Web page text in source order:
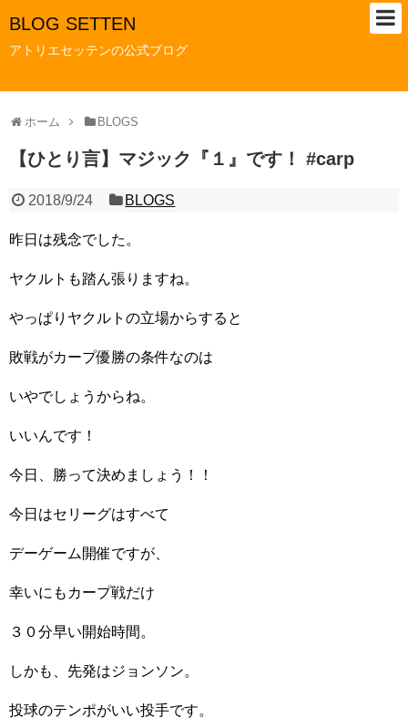
BLOG SETTEN
アトリエセッテンの公式ブログ
ホーム BLOGS
【ひとり言】マジック『１』です！ #carp
2018/9/24 BLOGS
昨日は残念でした。
ヤクルトも踏ん張りますね。
やっぱりヤクルトの立場からすると
敗戦がカープ優勝の条件なのは
いやでしょうからね。
いいんです！
今日、勝って決めましょう！！
今日はセリーグはすべて
デーゲーム開催ですが、
幸いにもカープ戦だけ
３０分早い開始時間。
しかも、先発はジョンソン。
投球のテンポがいい投手です。